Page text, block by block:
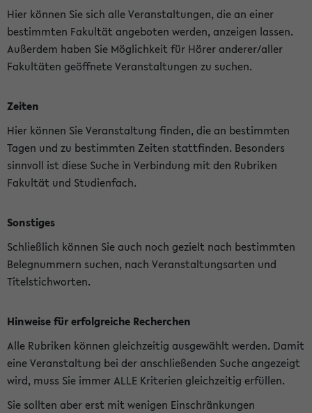
Hier können Sie sich alle Veranstaltungen, die an einer
bestimmten Fakultät angeboten werden, anzeigen lassen.
Außerdem haben Sie Möglichkeit für Hörer anderer/aller
Fakultäten geöffnete Veranstaltungen zu suchen.
Zeiten
Hier können Sie Veranstaltung finden, die an bestimmten
Tagen und zu bestimmten Zeiten stattfinden. Besonders
sinnvoll ist diese Suche in Verbindung mit den Rubriken
Fakultät und Studienfach.
Sonstiges
Schließlich können Sie auch noch gezielt nach bestimmten
Belegnummern suchen, nach Veranstaltungsarten und
Titelstichworten.
Hinweise für erfolgreiche Recherchen
Alle Rubriken können gleichzeitig ausgewählt werden. Damit
eine Veranstaltung bei der anschließenden Suche angezeigt
wird, muss Sie immer ALLE Kriterien gleichzeitig erfüllen.
Sie sollten aber erst mit wenigen Einschränkungen